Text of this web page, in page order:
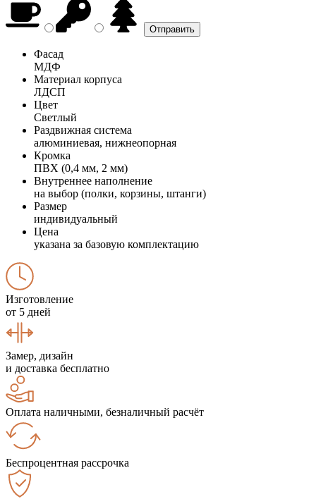
Фасад
МДФ
Материал корпуса
ЛДСП
Цвет
Светлый
Раздвижная система
алюминиевая, нижнеопорная
Кромка
ПВХ (0,4 мм, 2 мм)
Внутреннее наполнение
на выбор (полки, корзины, штанги)
Размер
индивидуальный
Цена
указана за базовую комплектацию
Изготовление
от 5 дней
Замер, дизайн
и доставка бесплатно
Оплата наличными, безналичный расчёт
Беспроцентная рассрочка